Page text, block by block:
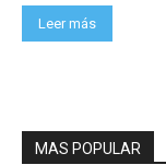
Leer más
MAS POPULAR